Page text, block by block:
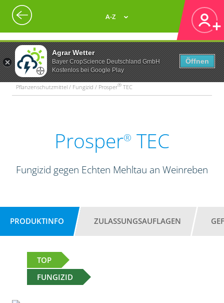
Agrar Wetter
Bayer CropScience Deutschland GmbH
Kostenlos bei Google Play
Öffnen
A-Z
Pflanzenschutzmittel / Fungizid / Prosper® TEC
Prosper® TEC
Fungizid gegen Echten Mehltau an Weinreben
PRODUKTINFO ZULASSUNGSAUFLAGEN
TOP
FUNGIZID